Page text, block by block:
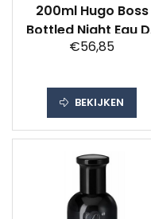
200ml Hugo Boss
Bottled Night Eau
Toilette Man
€56,85
BEKIJKEN